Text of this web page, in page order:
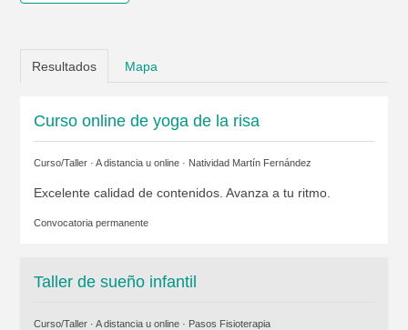
Resultados Mapa
Curso online de yoga de la risa
Curso/Taller · A distancia u online · Natividad Martín Fernández
Excelente calidad de contenidos. Avanza a tu ritmo.
Convocatoria permanente
Taller de sueño infantil
Curso/Taller · A distancia u online · Pasos Fisioterapia